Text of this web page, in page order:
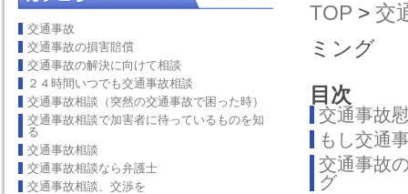
交通事故
交通事故の損害賠償
交通事故の解決に向けて相談
２４時間いつでも交通事故相談
交通事故相談（突然の交通事故で困った時）
交通事故相談で加害者に待っているものを知
る
交通事故相談
交通事故相談なら弁護士
交通事故相談、交渉を
TOP > 交
ミング
目次
交通事故
もし交通
交通事故
グ